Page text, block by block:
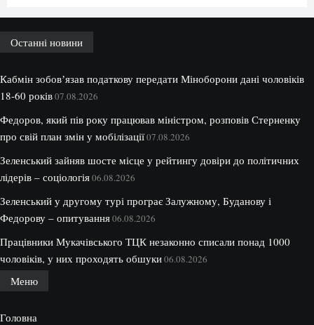
Останні новини
Кабмін зобовʼязав податкову передати Міноборони дані чоловіків
18-60 років07.08.2026
Федоров, який пів року працював міністром, розповів Стерненку
про свій план змін у мобілізації07.08.2026
Зеленський зайняв шосте місце у рейтингу довіри до політичних
лідерів – соціологія06.08.2026
Зеленський у другому турі програє Залужному, Буданову і
Федорову – опитування06.08.2026
Працівники Мукачівського ТЦК незаконно списали понад 1000
чоловіків, у них проходять обшуки06.08.2026
Меню
Головна